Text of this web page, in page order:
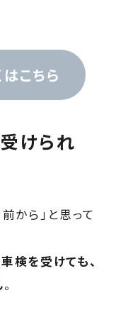
こちら
けられ
から」と思って
検を受けても、
。